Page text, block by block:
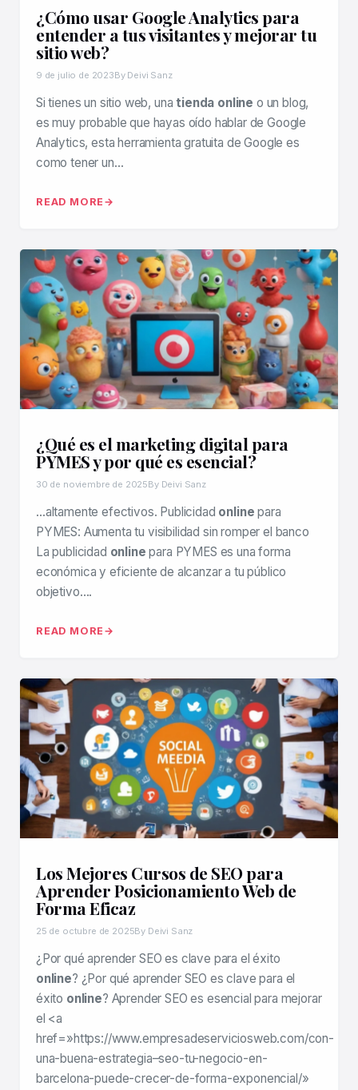
¿Cómo usar Google Analytics para
entender a tus visitantes y mejorar tu
sitio web?
9 de julio de 2023By Deivi Sanz
Si tienes un sitio web, una tienda online o un blog,
es muy probable que hayas oído hablar de Google
Analytics, esta herramienta gratuita de Google es
como tener un…
READ MORE
¿Qué es el marketing digital para
PYMES y por qué es esencial?
30 de noviembre de 2025By Deivi Sanz
…altamente efectivos. Publicidad online para
PYMES: Aumenta tu visibilidad sin romper el banco
La publicidad online para PYMES es una forma
económica y eficiente de alcanzar a tu público
objetivo….
READ MORE
Los Mejores Cursos de SEO para
Aprender Posicionamiento Web de
Forma Eficaz
25 de octubre de 2025By Deivi Sanz
¿Por qué aprender SEO es clave para el éxito
online? ¿Por qué aprender SEO es clave para el
éxito online? Aprender SEO es esencial para mejorar
el <a
href=»https://www.empresadeserviciosweb.com/con-
una-buena-estrategia–seo-tu-negocio-en-
barcelona-puede-crecer-de-forma-exponencial/»